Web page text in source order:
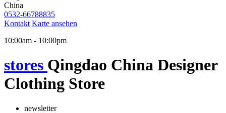
China
0532-66788835
Kontakt Karte ansehen
10:00am - 10:00pm
stores Qingdao China Designer
Clothing Store
newsletter